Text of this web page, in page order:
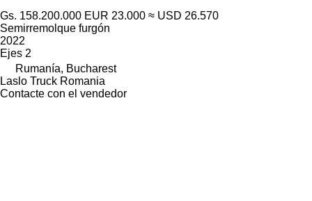
Gs. 158.200.000 EUR 23.000 ≈ USD 26.570
Semirremolque furgón
2022
Ejes 2
Rumanía, Bucharest
Laslo Truck Romania
Contacte con el vendedor